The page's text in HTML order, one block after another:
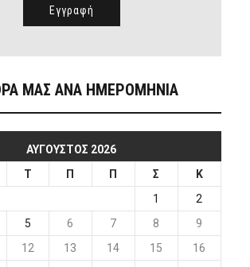
ΜΑΣ ΑΝΑ ΗΜΕΡΟΜΗΝΙΑ
ΑΎΓΟΥΣΤΟΣ 2026
Τ Π Π Σ
Κ
1
2
5 6 7 8
9
12 13 14 15
16